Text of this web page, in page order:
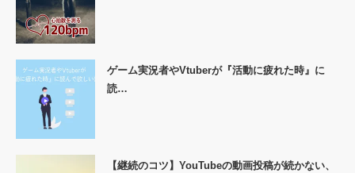
ゲーム実況者やVtuberが『活動に疲れた時』に
読…
【継続のコツ】YouTubeの動画投稿が続かない、